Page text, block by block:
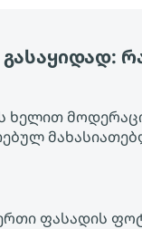
ხელით
ფასადის